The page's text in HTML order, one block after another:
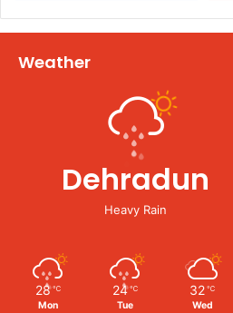
Weather
Dehradun
Heavy Rain
28 ℃
Mon
24 ℃
Tue
32 ℃
Wed